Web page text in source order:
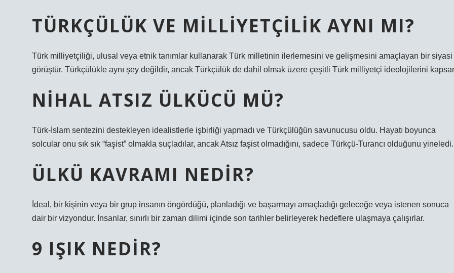
TÜRKÇÜLÜK VE MILLIYETÇILIK AYNI MI?
Türk milliyetçiliği, ulusal veya etnik tanımlar kullanarak Türk milletinin ilerlemesini ve gelişmesini amaçlayan bir siyasi
görüştür. Türkçülükle aynı şey değildir, ancak Türkçülük de dahil olmak üzere çeşitli Türk milliyetçi ideolojilerini
NIHAL ATSIZ ÜLKÜCÜ MÜ?
Türk-İslam sentezini destekleyen idealistlerle işbirliği yapmadı ve Türkçülüğün savunucusu oldu. Hayatı boyunca
solcular onu sık sık “faşist” olmakla suçladılar, ancak Atsız faşist olmadığını, sadece Türkçü-Turancı olduğunu yineledi.
ÜLKÜ KAVRAMI NEDIR?
İdeal, bir kişinin veya bir grup insanın öngördüğü, planladığı ve başarmayı amaçladığı geleceğe veya istenen sonuca
dair bir vizyondur. İnsanlar, sınırlı bir zaman dilimi içinde son tarihler belirleyerek hedeflere ulaşmaya çalışırlar.
9 IŞIK NEDIR?